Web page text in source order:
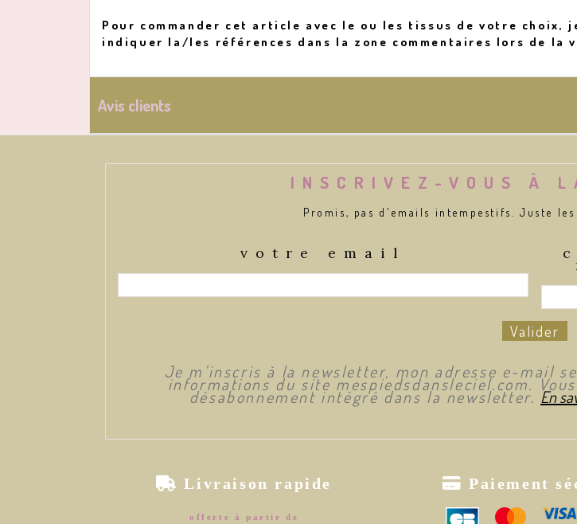
Pour commander cet article avec le ou les tissus de votre
indiquer la/les références dans la zone commentaires lors de la
Avis clients
INSCRIVEZ-VOUS À
Promis, pas d'emails intempestifs. Juste
votre email
Valider
Je m’inscris à la newsletter, mon adresse e-mail
informations du site mespiedsdansleciel.com.
désabonnement intégré dans la newsletter. En
Livraison rapide
offerte à partir de
 Paiement